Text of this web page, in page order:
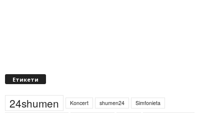
Етикети
24shumen Koncert shumen24
Simfonieta